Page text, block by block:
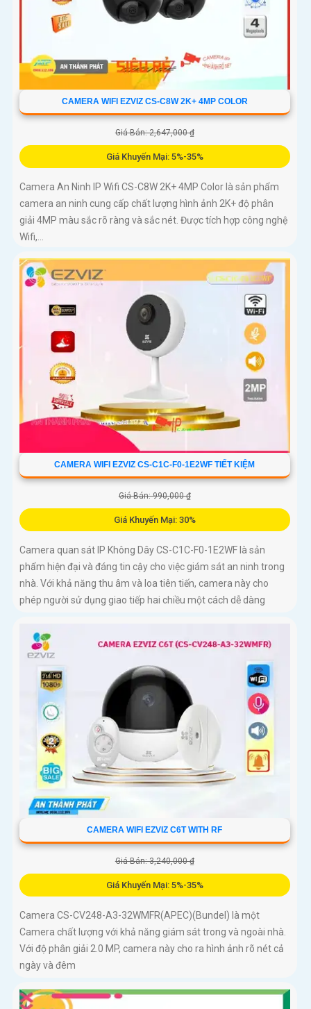
CAMERA WIFI EZVIZ CS-C8W 2K+ 4MP COLOR
Giá Bán: 2,647,000 ₫
Giá Khuyến Mại: 5%-35%
Camera An Ninh IP Wifi CS-C8W 2K+ 4MP Color là sản phẩm
camera an ninh cung cấp chất lượng hình ảnh 2K+ độ phân
giải 4MP màu sắc rõ ràng và sắc nét. Được tích hợp công nghệ
Wifi,...
CAMERA WIFI EZVIZ CS-C1C-F0-1E2WF TIẾT KIỆM
Giá Bán: 990,000 ₫
Giá Khuyến Mại: 30%
Camera quan sát IP Không Dây CS-C1C-F0-1E2WF là sản
phẩm hiện đại và đáng tin cậy cho việc giám sát an ninh trong
nhà. Với khả năng thu âm và loa tiên tiến, camera này cho
phép người sử dụng giao tiếp hai chiều một cách dễ dàng
CAMERA WIFI EZVIZ C6T WITH RF
Giá Bán: 3,240,000 ₫
Giá Khuyến Mại: 5%-35%
Camera CS-CV248-A3-32WMFR(APEC)(Bundel) là một
Camera chất lượng với khả năng giám sát trong và ngoài nhà.
Với độ phân giải 2.0 MP, camera này cho ra hình ảnh rõ nét cả
ngày và đêm